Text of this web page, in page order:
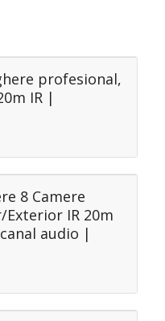
profesional,
IR |
8 Camere
IR 20m
audio |